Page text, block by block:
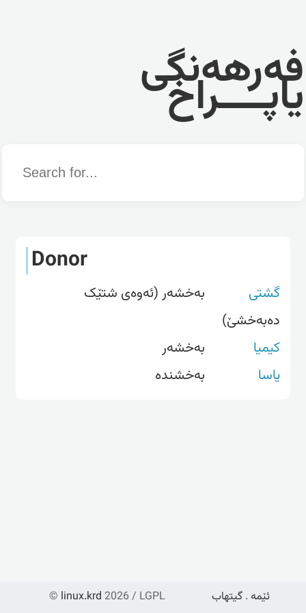
فەرهەنگی
یاپــــراخ
Word
Donor
گشتی
بەخشەر (ئەوەى شتێک
دەبەخشێ)
کیمیا
بەخشەر
یاسا
بەخشندە
© linux.krd 2026 / LGPL ئێمە . گیتهاب